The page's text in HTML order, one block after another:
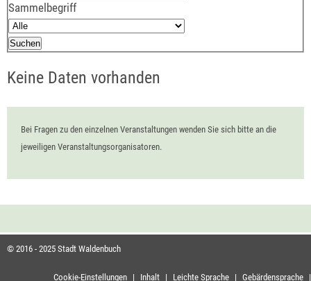
Sammelbegriff
Keine Daten vorhanden
Bei Fragen zu den einzelnen Veranstaltungen wenden Sie sich bitte an die
jeweiligen Veranstaltungsorganisatoren.
© 2016 - 2025 Stadt Waldenbuch
Cookie-Einstellungen | Inhalt | Leichte Sprache | Gebärdensprache |